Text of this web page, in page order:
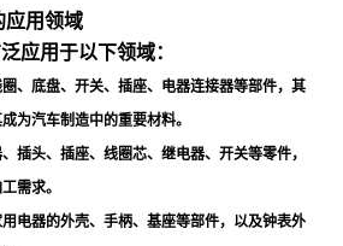
应用领域
应用于以下领域：
、底盘、开关、插座、电器连接器等部件，其
为汽车制造中的重要材料。
插头、插座、线圈芯、继电器、开关等零件，
需求。
用电器的外壳、手柄、基座等部件，以及钟表外